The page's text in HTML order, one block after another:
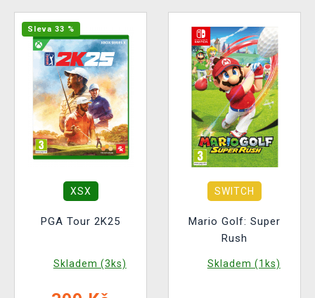
Sleva 33 %
XSX
PGA Tour 2K25
Skladem (3ks)
SWITCH
Mario Golf: Super
Rush
Skladem (1ks)